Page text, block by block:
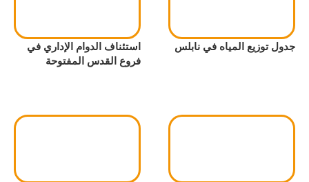
جدول توزيع المياه في نابلس
استئناف الدوام الإداري في
فروع القدس المفتوحة